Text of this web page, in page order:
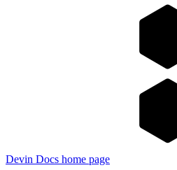
Devin Docs home page